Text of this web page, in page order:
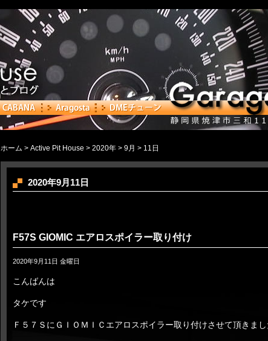
ホーム > Active Pit House > 2020年 > 9月 > 11日
2020年9月11日
F57S GIOMIC エアロスポイラー取り付け
2020年9月11日 金曜日
こんばんは
タケです
Ｆ５７ＳにＧＩＯＭＩＣエアロスポイラー取り付けさせて頂きま